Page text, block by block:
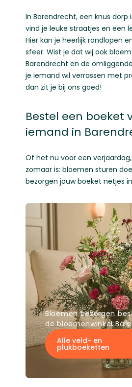
In Barendrecht, een knus dorp
vind je leuke straatjes en een
Hier kan je heerlijk rondlopen
sfeer. Wist je dat wij ook
Barendrecht en de
je iemand wil verrassen met
dan zit je bij ons goed!
Bestel een boeket
iemand in
Of het nu voor een
zomaar is: bloemen sturen
bezorgen jouw boeket netjes
Bloemen bezorgen
de bloemenwinkel
Alle veld- en
plukboeketten